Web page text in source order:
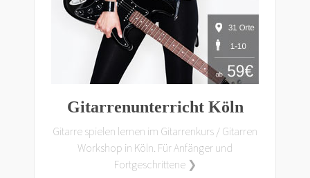
Gitarrenunterricht Köln
Gitarre spielen lernen im Gitarrenkurs / Gitarren
Workshop in Köln. Für Anfänger und
Fortgeschrittene ❯